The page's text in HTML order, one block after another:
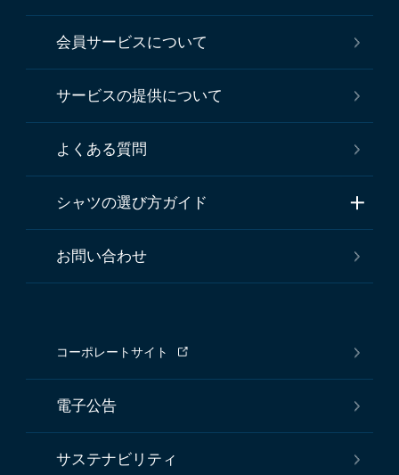
会員サービスについて
サービスの提供について
よくある質問
シャツの選び方ガイド
お問い合わせ
コーポレートサイト
電子公告
サステナビリティ